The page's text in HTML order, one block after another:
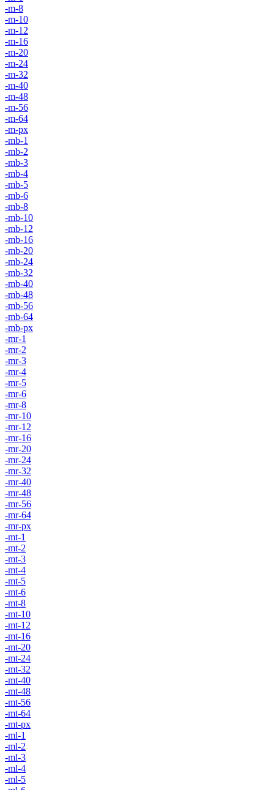
-m-8
-m-10
-m-12
-m-16
-m-20
-m-24
-m-32
-m-40
-m-48
-m-56
-m-64
-m-px
-mb-1
-mb-2
-mb-3
-mb-4
-mb-5
-mb-6
-mb-8
-mb-10
-mb-12
-mb-16
-mb-20
-mb-24
-mb-32
-mb-40
-mb-48
-mb-56
-mb-64
-mb-px
-mr-1
-mr-2
-mr-3
-mr-4
-mr-5
-mr-6
-mr-8
-mr-10
-mr-12
-mr-16
-mr-20
-mr-24
-mr-32
-mr-40
-mr-48
-mr-56
-mr-64
-mr-px
-mt-1
-mt-2
-mt-3
-mt-4
-mt-5
-mt-6
-mt-8
-mt-10
-mt-12
-mt-16
-mt-20
-mt-24
-mt-32
-mt-40
-mt-48
-mt-56
-mt-64
-mt-px
-ml-1
-ml-2
-ml-3
-ml-4
-ml-5